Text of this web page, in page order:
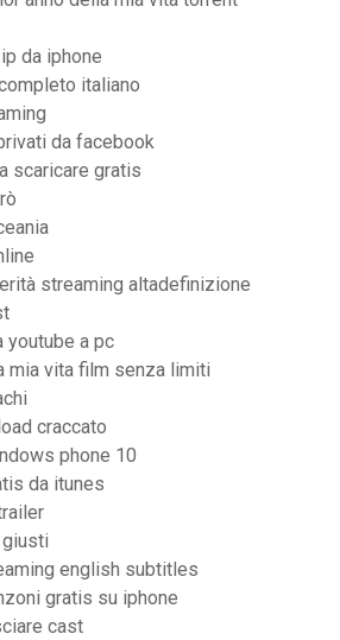
da iphone
italiano
da facebook
scaricare gratis
streaming altadefinizione
youtube a pc
mia vita film senza limiti
craccato
phone 10
da itunes
english subtitles
gratis su iphone
cast